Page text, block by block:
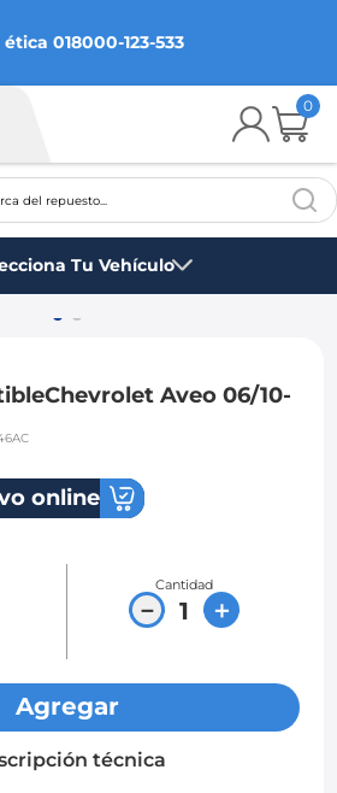
018000-123-533
0
o marca del repuesto...
Tu Vehículo
Aveo 06/10-
online
Cantidad
＋
－
Agregar
técnica